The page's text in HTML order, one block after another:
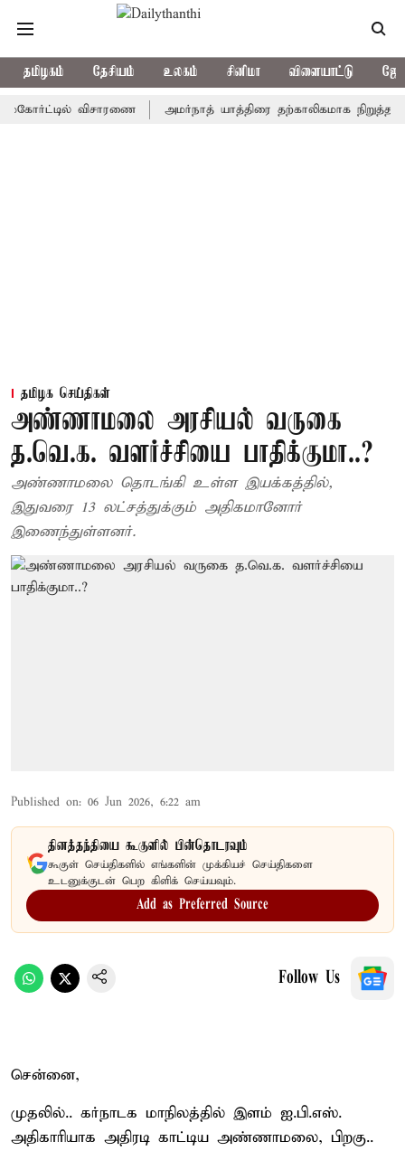
தமிழகம் தேசியம் உலகம் சினிமா விளையாட்டு
விசாரணை அமர்நாத் யாத்திரை தற்காலிகமாக நிறுத்தம்
தமிழக செய்திகள்
அண்ணாமலை அரசியல் வருகை
த.வெ.க. வளர்ச்சியை பாதிக்குமா..?
அண்ணாமலை தொடங்கி உள்ள இயக்கத்தில்,
இதுவரை 13 லட்சத்துக்கும் அதிகமானோர்
இணைந்துள்ளனர்.
Published on: 06 Jun 2026, 6:22 am
தினத்தந்தியை கூகுளில் பின்தொடரவும்
கூகுள் செய்திகளில் எங்களின் முக்கியச் செய்திகளை
உடனுக்குடன் பெற கிளிக் செய்யவும்.
Add as Preferred Source
Follow Us
சென்னை,
முதலில்.. கர்நாடக மாநிலத்தில் இளம் ஐ.பி.எஸ்.
அதிகாரியாக அதிரடி காட்டிய அண்ணாமலை, பிறகு..